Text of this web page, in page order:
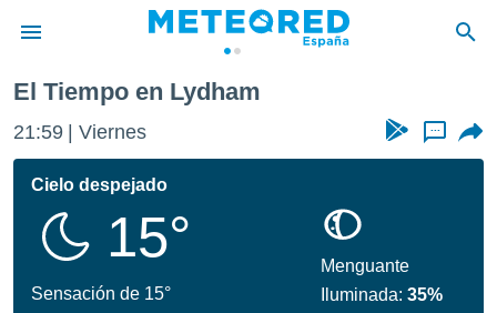
de
por
se
calidad.
a este
las
El Tiempo en Lydham
21:59 Viernes ...
Cielo despejado
15°
Sensación de 15°
Menguante
Iluminada:35%